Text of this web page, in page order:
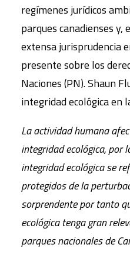
regímenes jurídicos
parques canadienses y,
extensa jurisprudencia
presente sobre los
Naciones (PN). Shaun
integridad ecológica en
La actividad humana
integridad ecológica, por
integridad ecológica se
protegidos de la
sorprendente por tanto
ecológica tenga gran
parques nacionales de